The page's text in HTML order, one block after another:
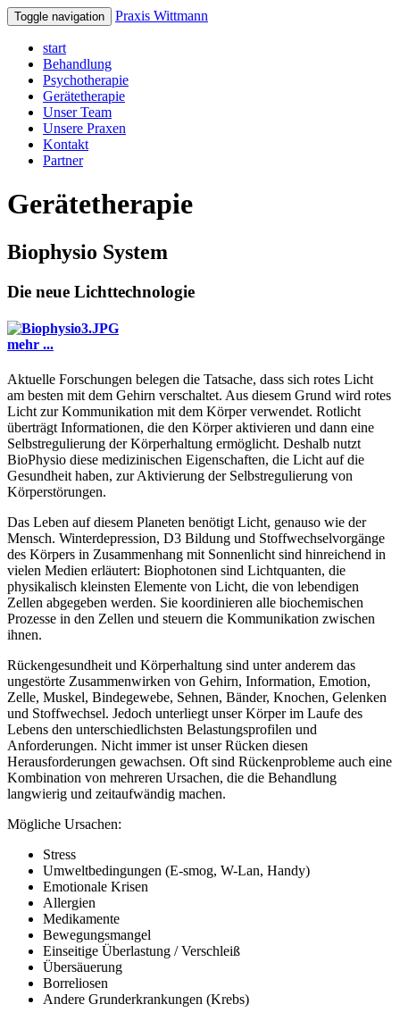
Toggle navigation Praxis Wittmann
start
Behandlung
Psychotherapie
Gerätetherapie
Unser Team
Unsere Praxen
Kontakt
Partner
Gerätetherapie
Biophysio System
Die neue Lichttechnologie
mehr ...
Aktuelle Forschungen belegen die Tatsache, dass sich rotes Licht
am besten mit dem Gehirn verschaltet. Aus diesem Grund wird rotes
Licht zur Kommunikation mit dem Körper verwendet. Rotlicht
überträgt Informationen, die den Körper aktivieren und dann eine
Selbstregulierung der Körperhaltung ermöglicht. Deshalb nutzt
BioPhysio diese medizinischen Eigenschaften, die Licht auf die
Gesundheit haben, zur Aktivierung der Selbstregulierung von
Körperstörungen.
Das Leben auf diesem Planeten benötigt Licht, genauso wie der
Mensch. Winterdepression, D3 Bildung und Stoffwechselvorgänge
des Körpers in Zusammenhang mit Sonnenlicht sind hinreichend in
vielen Medien erläutert: Biophotonen sind Lichtquanten, die
physikalisch kleinsten Elemente von Licht, die von lebendigen
Zellen abgegeben werden. Sie koordinieren alle biochemischen
Prozesse in den Zellen und steuern die Kommunikation zwischen
ihnen.
Rückengesundheit und Körperhaltung sind unter anderem das
ungestörte Zusammenwirken von Gehirn, Information, Emotion,
Zelle, Muskel, Bindegewebe, Sehnen, Bänder, Knochen, Gelenken
und Stoffwechsel. Jedoch unterliegt unser Körper im Laufe des
Lebens den unterschiedlichsten Belastungsprofilen und
Anforderungen. Nicht immer ist unser Rücken diesen
Herausforderungen gewachsen. Oft sind Rückenprobleme auch eine
Kombination von mehreren Ursachen, die die Behandlung
langwierig und zeitaufwändig machen.
Mögliche Ursachen:
Stress
Umweltbedingungen (E-smog, W-Lan, Handy)
Emotionale Krisen
Allergien
Medikamente
Bewegungsmangel
Einseitige Überlastung / Verschleiß
Übersäuerung
Borreliosen
Andere Grunderkrankungen (Krebs)